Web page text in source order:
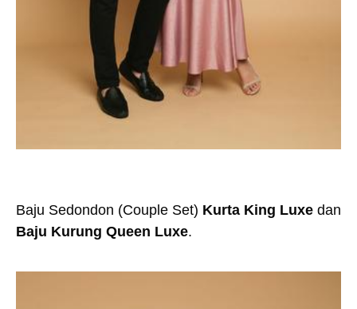
Baju Sedondon (Couple Set) Kurta King Luxe dan
Baju Kurung Queen Luxe.